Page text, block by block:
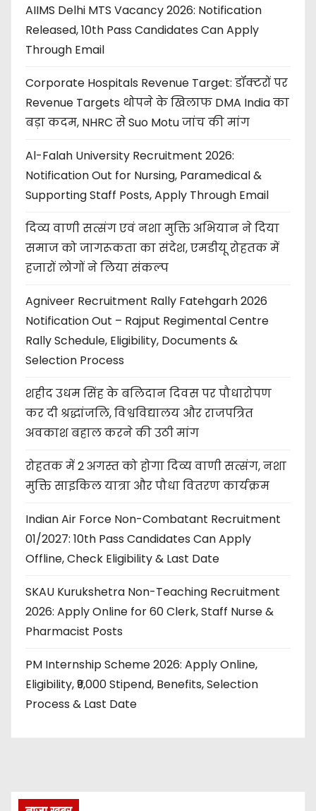
AIIMS Delhi MTS Vacancy 2026: Notification
Released, 10th Pass Candidates Can Apply
Through Email
Corporate Hospitals Revenue Target: डॉक्टरों पर
Revenue Targets थोपने के खिलाफ DMA India का
बड़ा कदम, NHRC से Suo Motu जांच की मांग
Al-Falah University Recruitment 2026:
Notification Out for Nursing, Paramedical &
Supporting Staff Posts, Apply Through Email
दिव्य वाणी सत्संग एवं नशा मुक्ति अभियान ने दिया
समाज को जागरूकता का संदेश, एमडीयू रोहतक में
हजारों लोगों ने लिया संकल्प
Agniveer Recruitment Rally Fatehgarh 2026
Notification Out – Rajput Regimental Centre
Rally Schedule, Eligibility, Documents &
Selection Process
शहीद उधम सिंह के बलिदान दिवस पर पौधारोपण
कर दी श्रद्धांजलि, विश्वविद्यालय और राजपत्रित
अवकाश बहाल करने की उठी मांग
रोहतक में 2 अगस्त को होगा दिव्य वाणी सत्संग, नशा
मुक्ति साइकिल यात्रा और पौधा वितरण कार्यक्रम
Indian Air Force Non-Combatant Recruitment
01/2027: 10th Pass Candidates Can Apply
Offline, Check Eligibility & Last Date
SKAU Kurukshetra Non-Teaching Recruitment
2026: Apply Online for 60 Clerk, Staff Nurse &
Pharmacist Posts
PM Internship Scheme 2026: Apply Online,
Eligibility, ₹9,000 Stipend, Benefits, Selection
Process & Last Date